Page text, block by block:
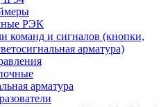
РЭК
команд и сигналов (кнопки,
арматура)
арматура